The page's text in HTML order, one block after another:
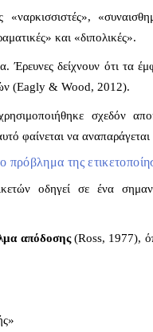
«ναρκισσιστές», «
και «διπολικές».
Έρευνες δείχνουν ότι τα
(Eagly & Wood, 2012).
σχεδόν
φαίνεται να
της
οδηγεί σε ένα
απόδοσης(Ross, 1977),